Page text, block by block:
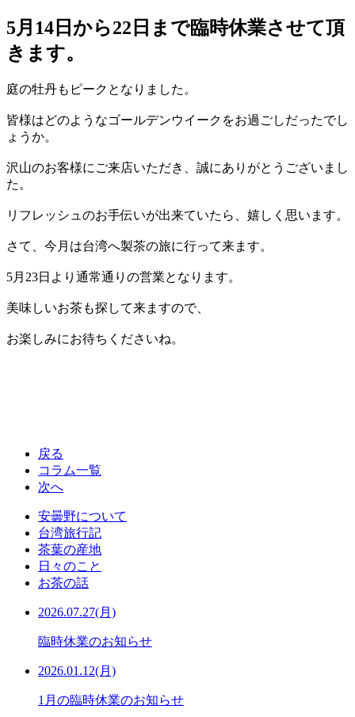
5月14日から22日まで臨時休業させて頂
きます。
庭の牡丹もピークとなりました。
皆様はどのようなゴールデンウイークをお過ごしだったでし
ょうか。
沢山のお客様にご来店いただき、誠にありがとうございまし
た。
リフレッシュのお手伝いが出来ていたら、嬉しく思います。
さて、今月は台湾へ製茶の旅に行って来ます。
5月23日より通常通りの営業となります。
美味しいお茶も探して来ますので、
お楽しみにお待ちくださいね。
戻る
コラム一覧
次へ
安曇野について
台湾旅行記
茶葉の産地
日々のこと
お茶の話
2026.07.27(月)
臨時休業のお知らせ
2026.01.12(月)
1月の臨時休業のお知らせ